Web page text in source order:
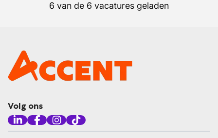
6 van de 6 vacatures geladen
Volg ons